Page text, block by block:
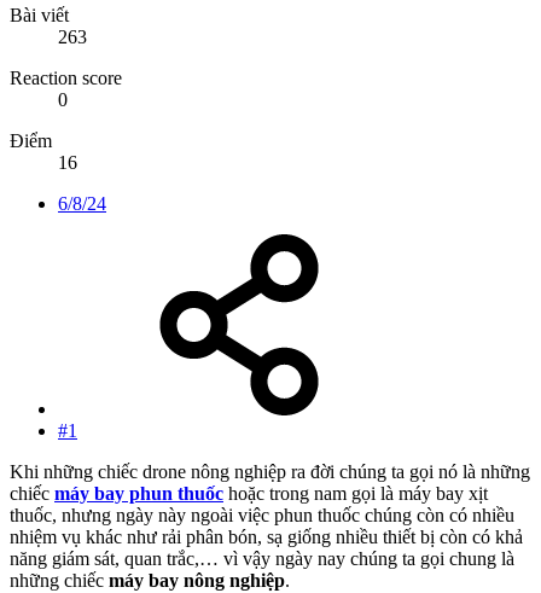
Bài viết
263
Reaction score
0
Điểm
16
6/8/24
#1
Khi những chiếc drone nông nghiệp ra đời chúng ta gọi nó là những
chiếc máy bay phun thuốc hoặc trong nam gọi là máy bay xịt
thuốc, nhưng ngày này ngoài việc phun thuốc chúng còn có nhiều
nhiệm vụ khác như rải phân bón, sạ giống nhiều thiết bị còn có khả
năng giám sát, quan trắc,… vì vậy ngày nay chúng ta gọi chung là
những chiếc máy bay nông nghiệp.